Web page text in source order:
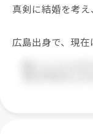
真剣に結婚を考え
広島出身で、現